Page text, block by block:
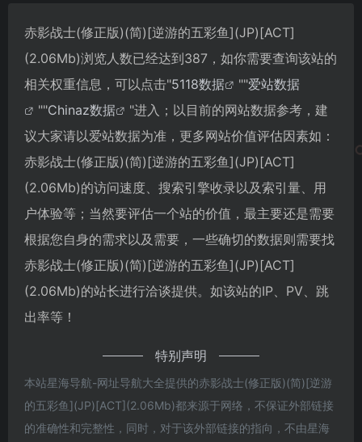
赤影战士(修正版)(简)[逆游的五彩鱼](JP)[ACT]
(2.06Mb)浏览人数已经达到387，如你需要查询该站的
相关权重信息，可以点击"5118数据 ""爱站数据
""Chinaz数据
"进入；以目前的网站数据参考，建
议大家请以爱站数据为准，更多网站价值评估因素如：
赤影战士(修正版)(简)[逆游的五彩鱼](JP)[ACT]
(2.06Mb)的访问速度、搜索引擎收录以及索引量、用
户体验等；当然要评估一个站的价值，最主要还是需要
根据您自身的需求以及需要，一些确切的数据则需要找
赤影战士(修正版)(简)[逆游的五彩鱼](JP)[ACT]
(2.06Mb)的站长进行洽谈提供。如该站的IP、PV、跳
出率等！
特别声明
本站星海导航-网址导航大全提供的赤影战士(修正版)(简)[逆游
的五彩鱼](JP)[ACT](2.06Mb)都来源于网络，不保证外部链接
的准确性和完整性，同时，对于该外部链接的指向，不由星海